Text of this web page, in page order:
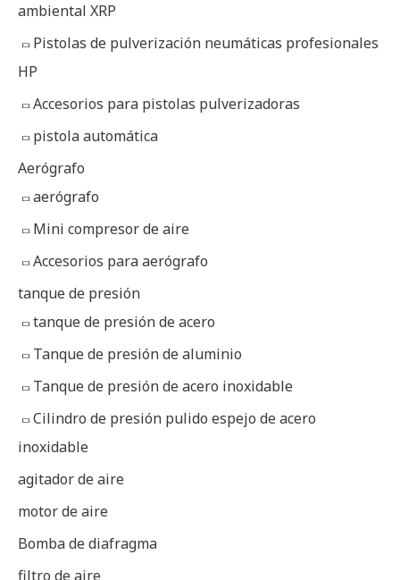
ambiental XRP
Pistolas de pulverización neumáticas profesionales
HP
Accesorios para pistolas pulverizadoras
pistola automática
Aerógrafo
aerógrafo
Mini compresor de aire
Accesorios para aerógrafo
tanque de presión
tanque de presión de acero
Tanque de presión de aluminio
Tanque de presión de acero inoxidable
Cilindro de presión pulido espejo de acero
inoxidable
agitador de aire
motor de aire
Bomba de diafragma
filtro de aire